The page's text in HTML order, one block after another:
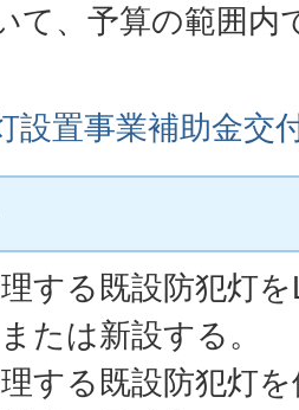
て、予算の範囲内
設置事業補助金交
する既設防犯灯
たは新設する。
する既設防犯灯